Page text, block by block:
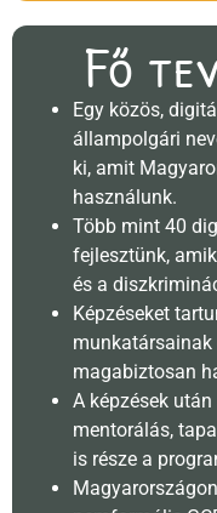
Fő
Egy közös,
állampolgári
ki, amit
használunk.
Több mint 40
fejlesztünk,
és a
Képzéseket
munkatársainak
magabiztosan
A képzések
mentorálás,
is része a